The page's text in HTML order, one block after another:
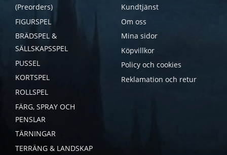
(Preorders)
FIGURSPEL
BRÄDSPEL &
SÄLLSKAPSSPEL
PUSSEL
KORTSPEL
ROLLSPEL
FÄRG, SPRAY OCH
PENSLAR
TÄRNINGAR
TERRÄNG & LANDSKAP
Kundtjänst
Om oss
Mina sidor
Köpvillkor
Policy och cookies
Reklamation och retur